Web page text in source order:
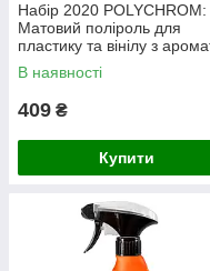
Набір 2020 POLYCHROM:
Матовий поліроль для
пластику та вінілу з
гуави “COCKPIT REINIGER”
500 мл+ мікрофібра
В наявності
409 ₴
Купити